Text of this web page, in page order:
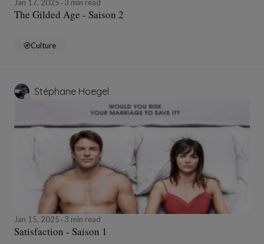
Jan 17, 2025 3 min read
The Gilded Age - Saison 2
Culture
Stéphane Hoegel
Jan 15, 2025 3 min read
Satisfaction - Saison 1